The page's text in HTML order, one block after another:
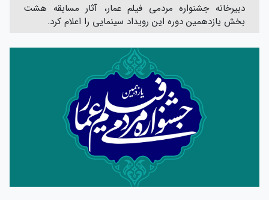
دبیرخانه جشنواره مردمی فیلم عمار، آثار مسابقه هشت
بخش یازدهمین دوره این رویداد سینمایی را اعلام کرد.